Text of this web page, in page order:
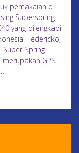
pemakaian di
Superspring
yang dilengkapi
Federicko,
Super Spring
GPS